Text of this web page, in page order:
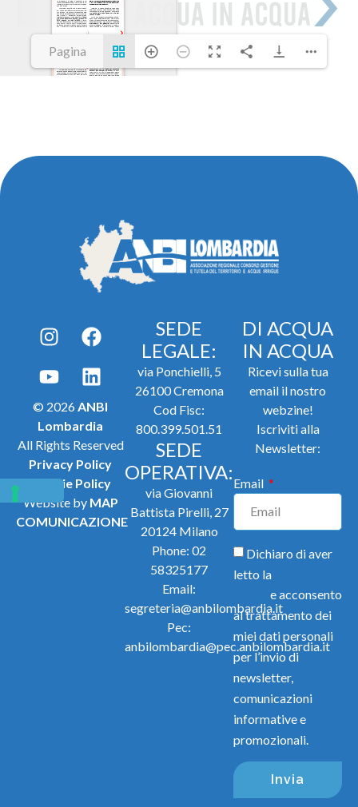
Pagina
© 2026 ANBI
Lombardia
All Rights Reserved
Privacy Policy
Cookie Policy
Website by MAP
COMUNICAZIONE
SEDE
LEGALE:
via Ponchielli, 5
26100 Cremona
Cod Fisc:
800.399.501.51
SEDE
OPERATIVA:
via Giovanni
Battista Pirelli, 27
20124 Milano
Phone: 02
58325177
Email:
segreteria@anbilombardia.it
Pec:
anbilombardia@pec.anbilombardia.it
DI ACQUA
IN ACQUA
Ricevi sulla tua
email il nostro
webzine!
Iscriviti alla
Newsletter:
Email
Dichiaro di aver
letto la
e acconsento
al trattamento dei
miei dati personali
per l’invio di
newsletter,
comunicazioni
informative e
promozionali.
Invia